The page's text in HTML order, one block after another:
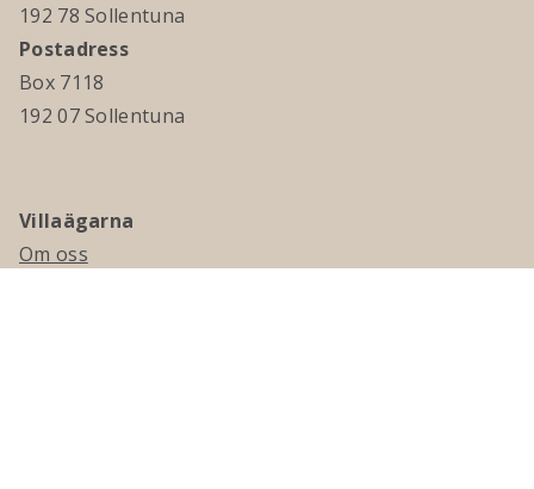
192 78 Sollentuna
Postadress
Box 7118
192 07 Sollentuna
Villaägarna
Om oss